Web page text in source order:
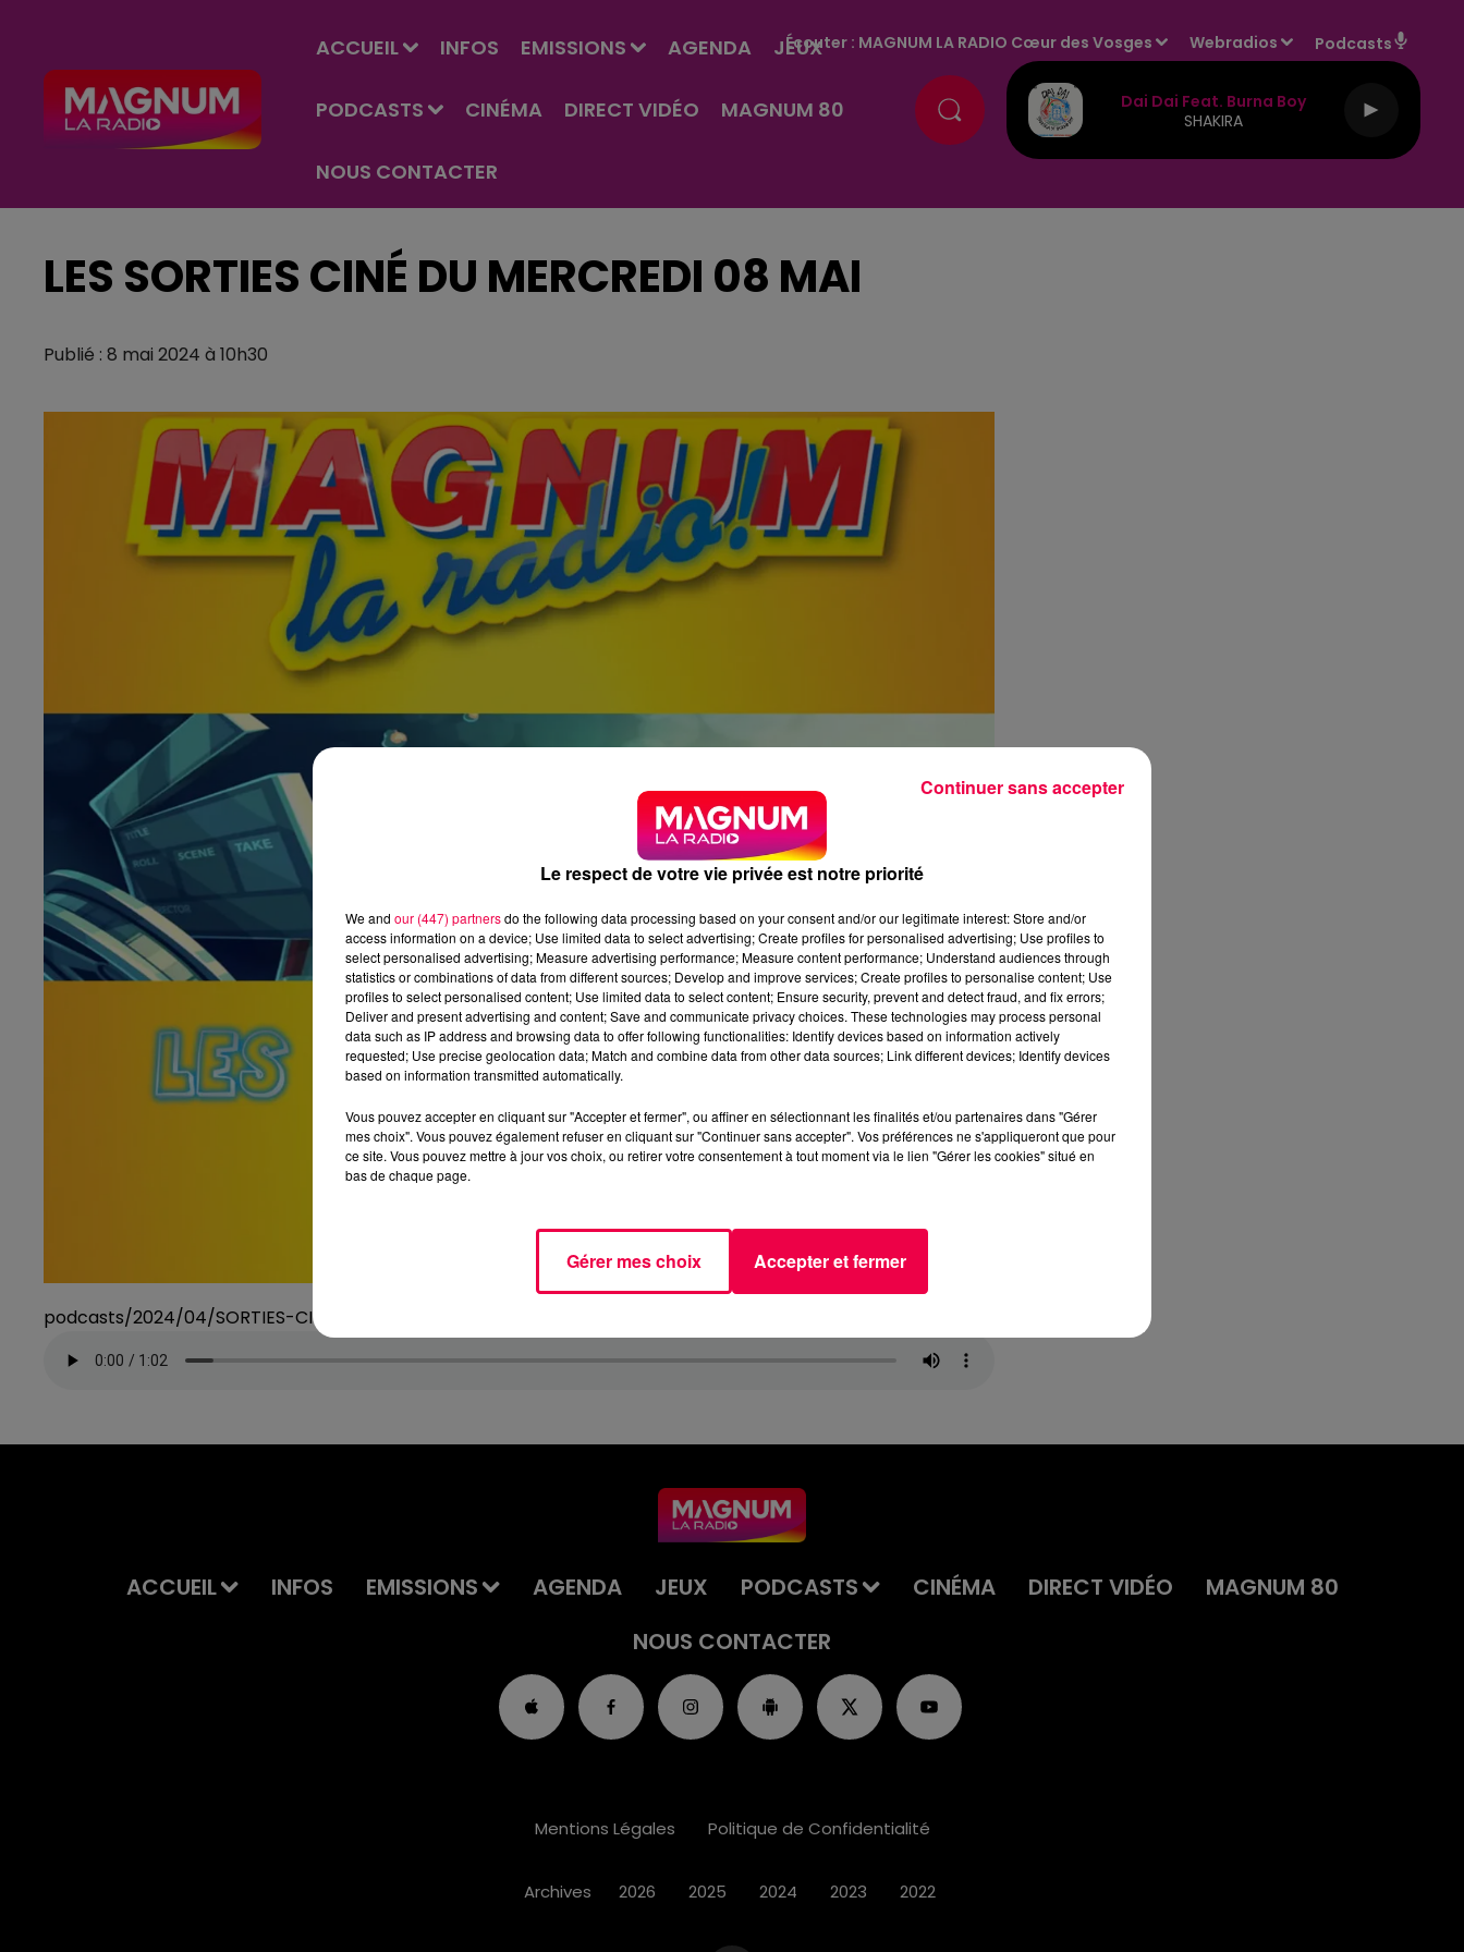
ACCUEIL INFOS EMISSIONS AGENDA JEUX
PODCASTS CINÉMA DIRECT VIDÉO MAGNUM 80
NOUS CONTACTER
Écouter : MAGNUM LA RADIO Cœur des Vosges Webradios Podcasts
Dai Dai Feat. Burna Boy
SHAKIRA
LES SORTIES CINÉ DU MERCREDI 08 MAI
Publié : 8 mai 2024 à 10h30
podcasts/2024/04/SORTIES-CINE-0805.mp3
ACCUEIL INFOS EMISSIONS AGENDA JEUX PODCASTS CINÉMA DIRECT VIDÉO
MAGNUM 80
NOUS CONTACTER
Mentions Légales Politique de Confidentialité
Archives 2026 2025 2024 2023 2022
Le respect de votre vie privée est notre priorité
We and our (447) partnersdo the following data processing based on your consent and/or our legitimate interest: Store and/or
access information on a device; Use limited data to select advertising; Create profiles for personalised advertising; Use profiles to
select personalised advertising; Measure advertising performance; Measure content performance; Understand audiences through
statistics or combinations of data from different sources; Develop and improve services; Create profiles to personalise content; Use
profiles to select personalised content; Use limited data to select content; Ensure security, prevent and detect fraud, and fix errors;
Deliver and present advertising and content; Save and communicate privacy choices. These technologies may process personal
data such as IP address and browsing data to offer following functionalities: Identify devices based on information actively
requested; Use precise geolocation data; Match and combine data from other data sources; Link different devices; Identify devices
based on information transmitted automatically.
Vous pouvez accepter en cliquant sur "Accepter et fermer", ou affiner en sélectionnant les finalités et/ou partenaires dans "Gérer
mes choix". Vous pouvez également refuser en cliquant sur "Continuer sans accepter". Vos préférences ne s'appliqueront que pour
ce site. Vous pouvez mettre à jour vos choix, ou retirer votre consentement à tout moment via le lien "Gérer les cookies" situé en
bas de chaque page.
Gérer mes choix Accepter et fermer
Continuer sans accepter